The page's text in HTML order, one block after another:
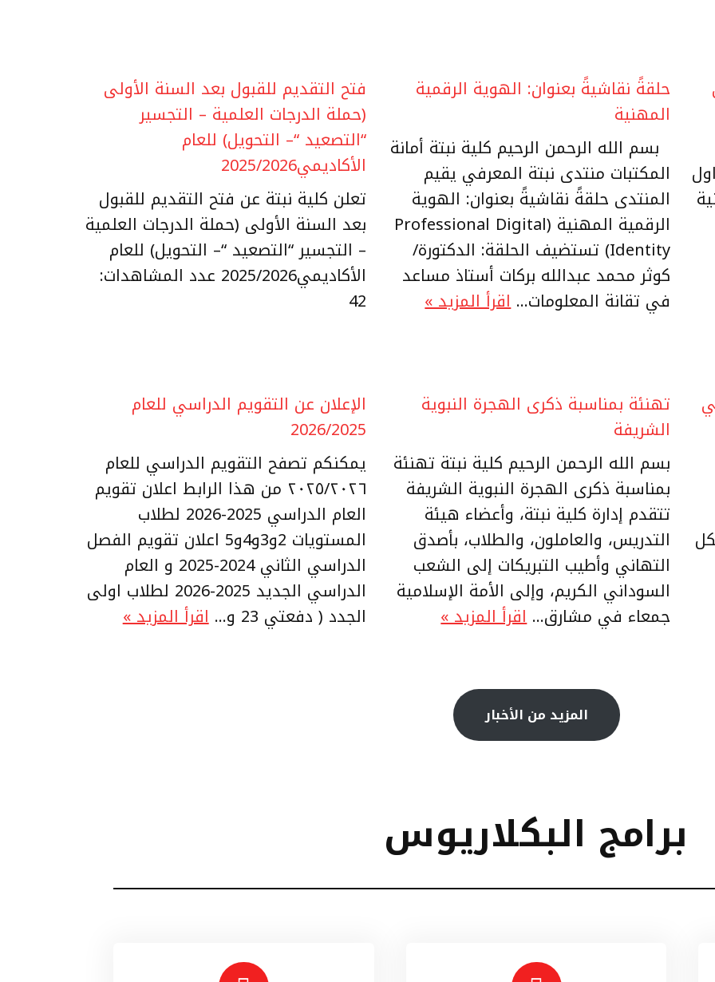
حلقةً نقاشيةً بعنوان: الهوية الرقمية
المهنية
بسم الله الرحمن الرحيم كلية نبتة أمانة
المكتبات منتدى نبتة المعرفي يقيم
المنتدى حلقةً نقاشيةً بعنوان: الهوية
الرقمية المهنية (Professional Digital
Identity) تستضيف الحلقة: الدكتورة/
كوثر محمد عبدالله بركات أستاذ مساعد
في تقانة المعلومات…اقرأ المزيد »
فتح التقديم للقبول بعد السنة الأولى
(حملة الدرجات العلمية – التجسير
“التصعيد “– التحويل) للعام
الأكاديمي2025/2026
تعلن كلية نبتة عن فتح التقديم للقبول
بعد السنة الأولى (حملة الدرجات العلمية
– التجسير “التصعيد “– التحويل) للعام
الأكاديمي2025/2026 عدد المشاهدات:
42
تهنئة بمناسبة ذكرى الهجرة النبوية
الشريفة
بسم الله الرحمن الرحيم كلية نبتة تهنئة
بمناسبة ذكرى الهجرة النبوية الشريفة
تتقدم إدارة كلية نبتة، وأعضاء هيئة
التدريس، والعاملون، والطلاب، بأصدق
التهاني وأطيب التبريكات إلى الشعب
السوداني الكريم، وإلى الأمة الإسلامية
جمعاء في مشارق…اقرأ المزيد »
الإعلان عن التقويم الدراسي للعام
2026/2025
يمكنكم تصفح التقويم الدراسي للعام
٢٠٢٥/٢٠٢٦ من هذا الرابط اعلان تقويم
العام الدراسي 2025-2026 لطلاب
المستويات 2و3و4و5 اعلان تقويم الفصل
الدراسي الثاني 2024-2025 و العام
الدراسي الجديد 2025-2026 لطلاب اولى
الجدد ( دفعتي 23 و…
اقرأ المزيد »
المزيد من الأخبار
برامج البكلاريوس